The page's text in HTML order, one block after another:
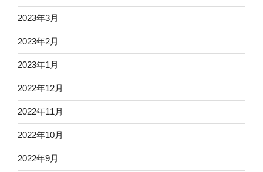
2023年3月
2023年2月
2023年1月
2022年12月
2022年11月
2022年10月
2022年9月